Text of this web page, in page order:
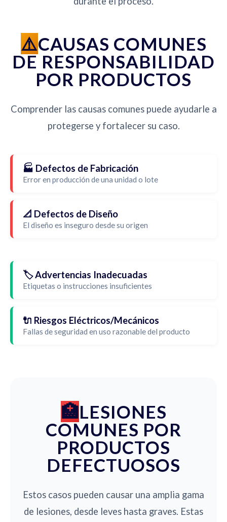
CAUSAS COMUNES
DE RESPONSABILIDAD
POR PRODUCTOS
Comprender las causas comunes puede ayudarle a
protegerse y fortalecer su caso.
🏭 Defectos de Fabricación
Error en producción de una unidad o lote
📐 Defectos de Diseño
El diseño es inseguro desde su origen
🏷️ Advertencias Inadecuadas
Etiquetas o instrucciones insuficientes
🔌 Riesgos Eléctricos/Mecánicos
Fallas de seguridad en uso razonable del producto
LESIONES
COMUNES POR
PRODUCTOS
DEFECTUOSOS
Estos casos pueden causar una amplia gama
de lesiones, desde leves hasta graves. Estas